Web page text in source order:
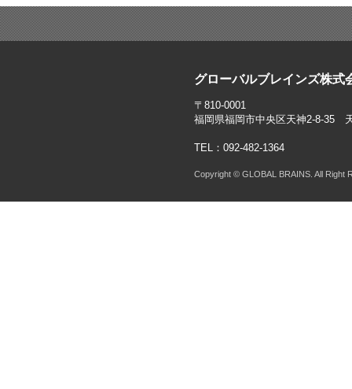
グローバルブレインズ株式
〒810-0001
福岡県福岡市中央区天神2-8-35
TEL：092-482-1364
Copyright © GLOBAL BRAINS. All Right